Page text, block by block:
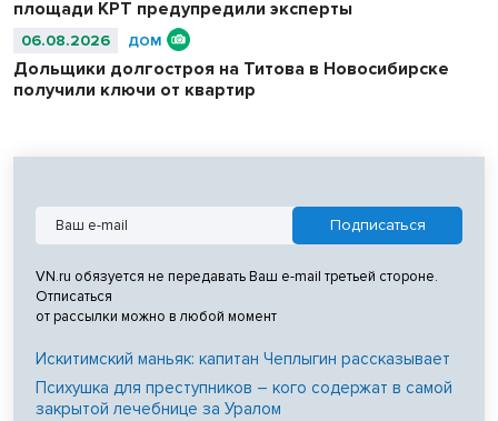
площади КРТ предупредили эксперты
06.08.2026 ДОМ
Дольщики долгостроя на Титова в Новосибирске
получили ключи от квартир
VN.ru обязуется не передавать Ваш e-mail третьей стороне.
Отписаться
от рассылки можно в любой момент
Искитимский маньяк: капитан Чеплыгин рассказывает
Психушка для преступников – кого содержат в самой
закрытой лечебнице за Уралом